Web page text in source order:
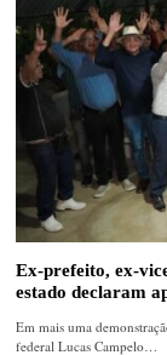
Ex-prefeito, ex-
estado declaram
Em mais uma
federal Lucas Campelo…